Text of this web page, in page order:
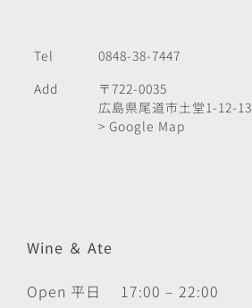
Tel
0848-38-7447
Add
〒722-0035
広島県尾道市土堂1-12-13
> Google Map
Wine ＆ Ate
Open 平日 17:00 – 22:00